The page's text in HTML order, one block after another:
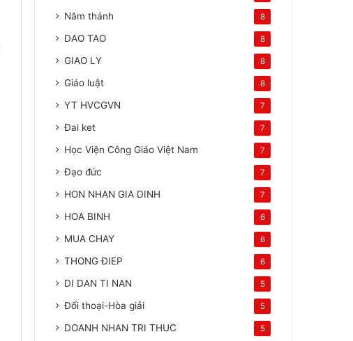
Năm thánh 8
DAO TAO 8
GIAO LY 8
Giáo luật 8
YT HVCGVN 7
Đai ket 7
Học Viện Công Giáo Việt Nam 7
Đạo đức 7
HON NHAN GIA DINH 7
HOA BINH 6
MUA CHAY 6
THONG ĐIEP 6
DI DAN TI NAN 5
Đối thoại-Hòa giải 5
DOANH NHAN TRI THUC 5